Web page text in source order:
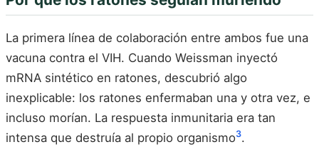
La primera línea de colaboración entre ambos fue una
vacuna contra el VIH. Cuando Weissman inyectó
mRNA sintético en ratones, descubrió algo
inexplicable: los ratones enfermaban una y otra vez, e
incluso morían. La respuesta inmunitaria era tan
intensa que destruía al propio organismo3.